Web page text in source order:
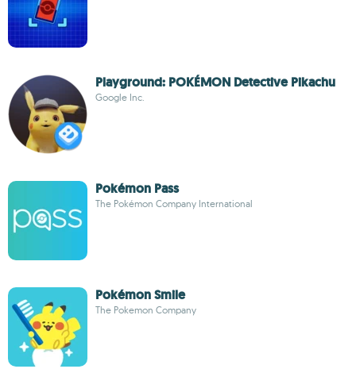
Playground: POKÉMON Detective Pikachu
Google Inc.
Pokémon Pass
The Pokémon Company International
Pokémon Smile
The Pokemon Company